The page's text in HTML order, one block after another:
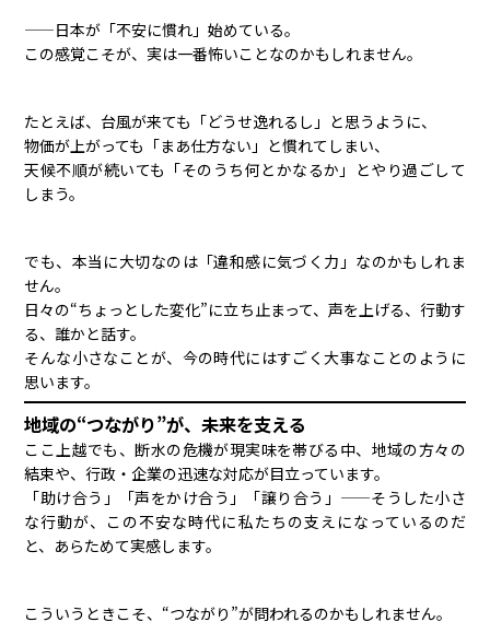
——日本が「不安に慣れ」始めている。
この感覚こそが、実は一番怖いことなのかもしれません。
たとえば、台風が来ても「どうせ逸れるし」と思うように、
物価が上がっても「まあ仕方ない」と慣れてしまい、
天候不順が続いても「そのうち何とかなるか」とやり過ごして
しまう。
でも、本当に大切なのは「違和感に気づく力」なのかもしれま
せん。
日々の“ちょっとした変化”に立ち止まって、声を上げる、行動す
る、誰かと話す。
そんな小さなことが、今の時代にはすごく大事なことのように
思います。
地域の“つながり”が、未来を支える
ここ上越でも、断水の危機が現実味を帯びる中、地域の方々の
結束や、行政・企業の迅速な対応が目立っています。
「助け合う」「声をかけ合う」「譲り合う」——そうした小さ
な行動が、この不安な時代に私たちの支えになっているのだ
と、あらためて実感します。
こういうときこそ、“つながり”が問われるのかもしれません。